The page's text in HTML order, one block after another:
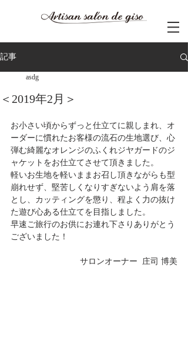
記事
＜2019年2月＞
asdg
お小さい頃からずっと仕立てに親しまれ、オ
ーダーに慣れたお客様の流石の生地選び、心
弾む綺麗なオレンジのふくれジヤガードのジ
ャケットをお仕立てさせて頂きました。
軽いお生地を軽いままお召し頂きながらも型
崩れせず、堅苦しくなりすぎないよう肩を落
とし、カッティングを懲り、程よく力の抜け
た遊び心ある仕立てを目指しました。
早速ご旅行のお供にお連れ下さりありがとう
ございました！
サロンオーナー  庄司 博美